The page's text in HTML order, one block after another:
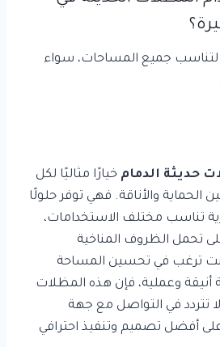
جميع المساحات، سواء
حديثة الدمام خيارًا مثاليًا لكل
والأناقة. فهي توفر حلولًا
تناسب مختلف الاستخدامات،
تحمل الظروف المناخية
كنت ترغب في تحسين المساحة
أنيقة وعملية، فإن هذه المظلات
تتردد في التواصل مع جهة
أفضل تصميم وتنفيذ احترافي